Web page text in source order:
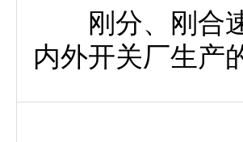
刚分、刚合速
内外开关厂生产